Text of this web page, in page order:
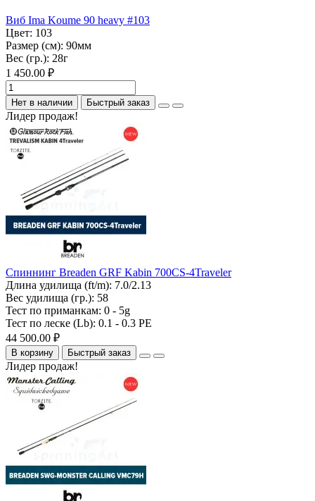
Виб Ima Koume 90 heavy #103
Цвет: 103
Размер (см): 90мм
Вес (гр.): 28г
1 450.00 ₽
Нет в наличии Быстрый заказ
Лидер продаж!
Спиннинг Breaden GRF Kabin 700CS-4Traveler
Длина удилища (ft/m): 7.0/2.13
Вес удилища (гр.): 58
Тест по приманкам: 0 - 5g
Тест по леске (Lb): 0.1 - 0.3 PE
44 500.00 ₽
В корзину Быстрый заказ
Лидер продаж!